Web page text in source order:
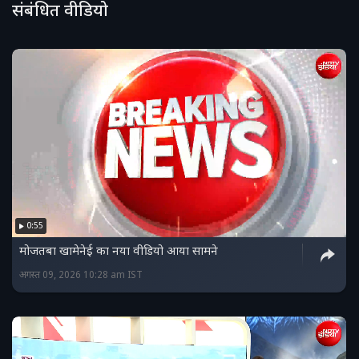
संबंधित वीडियो
0:55
मोजतबा खामेनेई का नया वीडियो आया सामने
अगस्त 09, 2026 10:28 am IST